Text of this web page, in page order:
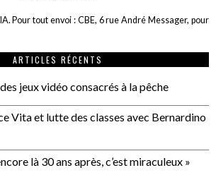
Pour tout envoi : CBE, 6 rue André Messager, pour
ARTICLES RÉCENTS
jeux vidéo consacrés à la pêche
Vita et lutte des classes avec Bernardino
là 30 ans après, c’est miraculeux »